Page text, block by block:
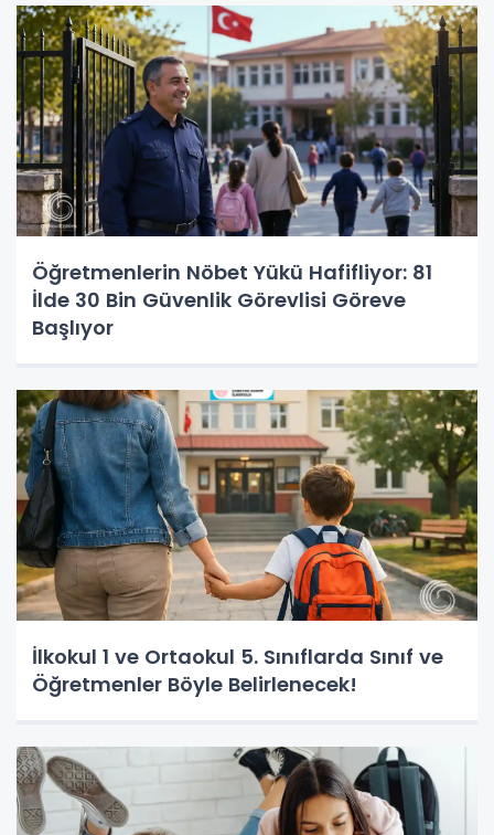
Öğretmenlerin Nöbet Yükü Hafifliyor: 81
İlde 30 Bin Güvenlik Görevlisi Göreve
Başlıyor
İlkokul 1 ve Ortaokul 5. Sınıflarda Sınıf ve
Öğretmenler Böyle Belirlenecek!